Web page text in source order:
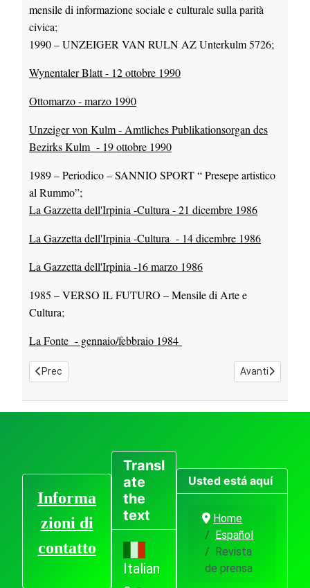
mensile di informazione sociale e culturale sulla parità
civica;
1990 – UNZEIGER VAN RULN AZ Unterkulm 5726;
Wynentaler Blatt - 12 ottobre 1990
Ottomarzo - marzo 1990
Unzeiger von Kulm - Amtliches Publikationsorgan des
Bezirks Kulm - 19 ottobre 1990
1989 – Periodico – SANNIO SPORT “ Presepe artistico
al Rummo”;
La Gazzetta dell'Irpinia -Cultura - 21 dicembre 1986
La Gazzetta dell'Irpinia -Cultura - 14 dicembre 1986
La Gazzetta dell'Irpinia -16 marzo 1986
1985 – VERSO IL FUTURO – Mensile di Arte e
Cultura;
La Fonte - gennaio/febbraio 1984
Articolo precedente: Esposizioni- Rassegne d'arte
Prec Articolo
Avanti
Informa
zioni di
contatto
Transl
ate
the
text
Italian
Usted está aquí
Home
Español
Revista
de prensa